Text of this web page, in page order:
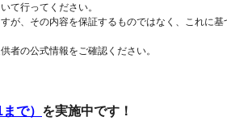
て行ってください。
が、その内容を保証するものではなく、これに
者の公式情報をご確認ください。
で） を実施中です！